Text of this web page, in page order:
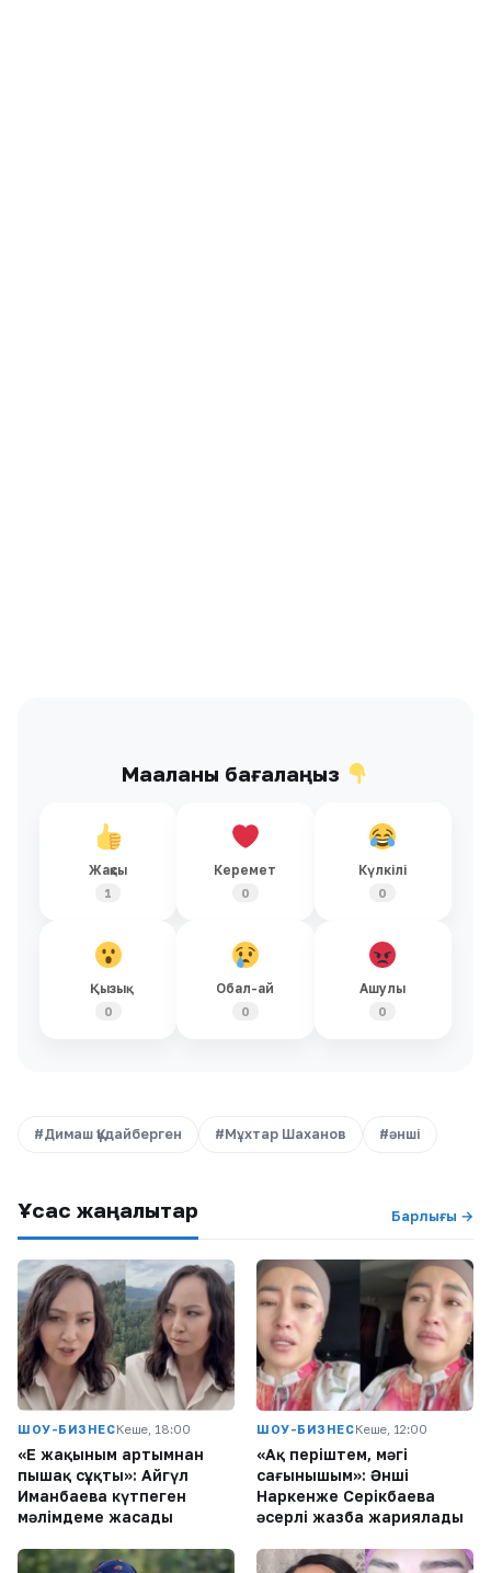
Мақаланы бағалаңыз
Жақсы
1
Керемет
0
Күлкілі
0
Қызық
0
Обал-ай
0
Ашулы
0
#Димаш Құдайберген #Мұхтар Шаханов #әнші
Ұқсас жаңалықтар Барлығы →
ШОУ-БИЗНЕСКеше, 18:00
«Ең жақыным артымнан
пышақ сұқты»: Айгүл
Иманбаева күтпеген
мәлімдеме жасады
ШОУ-БИЗНЕСКеше, 12:00
«Ақ періштем, мәңгі
сағынышым»: Әнші
Наркенже Серікбаева
әсерлі жазба жариялады